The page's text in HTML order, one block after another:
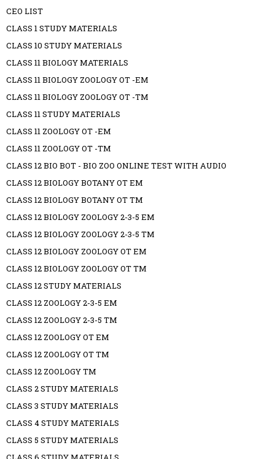
CEO LIST
CLASS 1 STUDY MATERIALS
CLASS 10 STUDY MATERIALS
CLASS 11 BIOLOGY MATERIALS
CLASS 11 BIOLOGY ZOOLOGY OT -EM
CLASS 11 BIOLOGY ZOOLOGY OT -TM
CLASS 11 STUDY MATERIALS
CLASS 11 ZOOLOGY OT -EM
CLASS 11 ZOOLOGY OT -TM
CLASS 12 BIO BOT - BIO ZOO ONLINE TEST WITH AUDIO
CLASS 12 BIOLOGY BOTANY OT EM
CLASS 12 BIOLOGY BOTANY OT TM
CLASS 12 BIOLOGY ZOOLOGY 2-3-5 EM
CLASS 12 BIOLOGY ZOOLOGY 2-3-5 TM
CLASS 12 BIOLOGY ZOOLOGY OT EM
CLASS 12 BIOLOGY ZOOLOGY OT TM
CLASS 12 STUDY MATERIALS
CLASS 12 ZOOLOGY 2-3-5 EM
CLASS 12 ZOOLOGY 2-3-5 TM
CLASS 12 ZOOLOGY OT EM
CLASS 12 ZOOLOGY OT TM
CLASS 12 ZOOLOGY TM
CLASS 2 STUDY MATERIALS
CLASS 3 STUDY MATERIALS
CLASS 4 STUDY MATERIALS
CLASS 5 STUDY MATERIALS